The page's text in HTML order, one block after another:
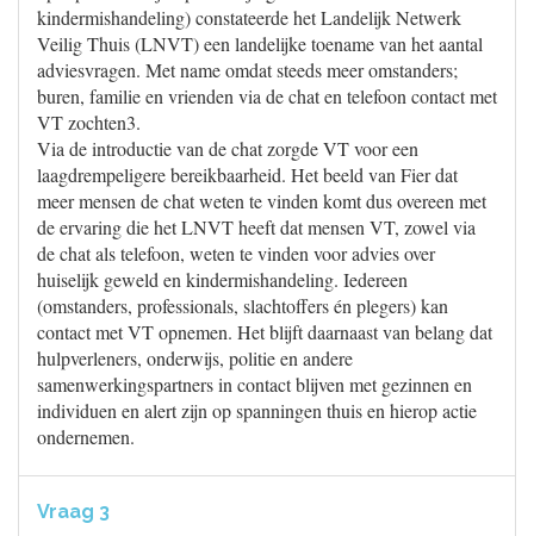
kindermishandeling) constateerde het Landelijk Netwerk
Veilig Thuis (LNVT) een landelijke toename van het aantal
adviesvragen. Met name omdat steeds meer omstanders;
buren, familie en vrienden via de chat en telefoon contact met
VT zochten3.
Via de introductie van de chat zorgde VT voor een
laagdrempeligere bereikbaarheid. Het beeld van Fier dat
meer mensen de chat weten te vinden komt dus overeen met
de ervaring die het LNVT heeft dat mensen VT, zowel via
de chat als telefoon, weten te vinden voor advies over
huiselijk geweld en kindermishandeling. Iedereen
(omstanders, professionals, slachtoffers én plegers) kan
contact met VT opnemen. Het blijft daarnaast van belang dat
hulpverleners, onderwijs, politie en andere
samenwerkingspartners in contact blijven met gezinnen en
individuen en alert zijn op spanningen thuis en hierop actie
ondernemen.
Vraag 3